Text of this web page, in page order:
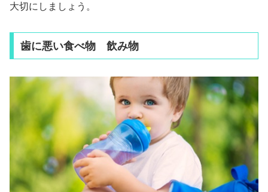
大切にしましょう。
歯に悪い食べ物 飲み物